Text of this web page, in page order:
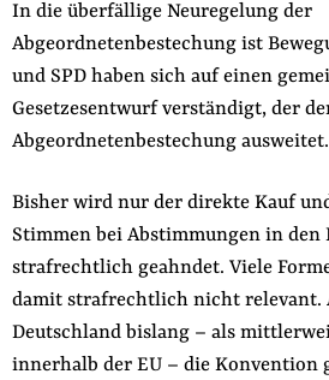
In die überfällige Neuregelung der
Abgeordnetenbestechung ist
und SPD haben sich auf einen
Gesetzesentwurf verständigt, der
Abgeordnetenbestechung ausweitet.
Bisher wird nur der direkte Kauf
Stimmen bei Abstimmungen in den
strafrechtlich geahndet. Viele
damit strafrechtlich nicht relevant.
Deutschland bislang – als
innerhalb der EU – die Konvention